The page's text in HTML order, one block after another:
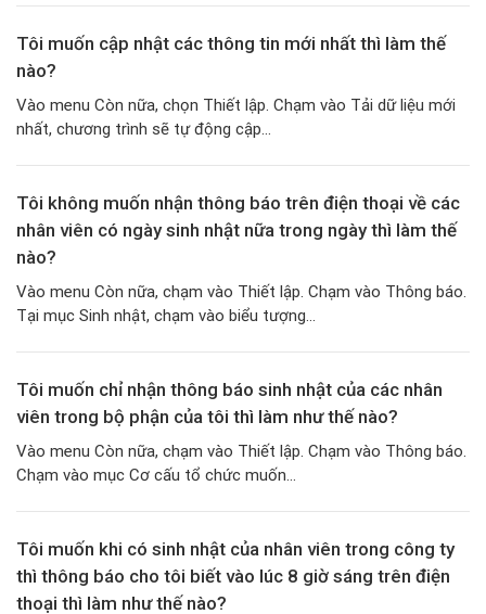
Tôi muốn cập nhật các thông tin mới nhất thì làm thế
nào?
Vào menu Còn nữa, chọn Thiết lập. Chạm vào Tải dữ liệu mới
nhất, chương trình sẽ tự động cập...
Tôi không muốn nhận thông báo trên điện thoại về các
nhân viên có ngày sinh nhật nữa trong ngày thì làm thế
nào?
Vào menu Còn nữa, chạm vào Thiết lập. Chạm vào Thông báo.
Tại mục Sinh nhật, chạm vào biểu tượng...
Tôi muốn chỉ nhận thông báo sinh nhật của các nhân
viên trong bộ phận của tôi thì làm như thế nào?
Vào menu Còn nữa, chạm vào Thiết lập. Chạm vào Thông báo.
Chạm vào mục Cơ cấu tổ chức muốn...
Tôi muốn khi có sinh nhật của nhân viên trong công ty
thì thông báo cho tôi biết vào lúc 8 giờ sáng trên điện
thoại thì làm như thế nào?